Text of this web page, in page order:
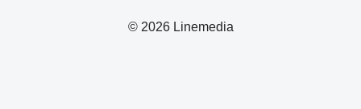
© 2026 Linemedia